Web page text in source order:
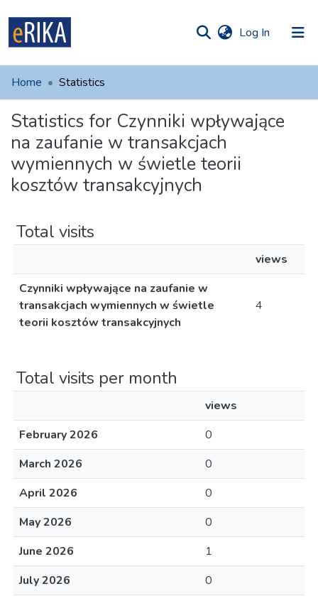
Log In (current)
UAFM
For authors
Help
Contact
Home Statistics
Statistics for Czynniki wpływające
na zaufanie w transakcjach
wymiennych w świetle teorii
kosztów transakcyjnych
Total visits
views
Czynniki wpływające na zaufanie w
transakcjach wymiennych w świetle
teorii kosztów transakcyjnych
4
Total visits per month
views
February 2026
0
March 2026
0
April 2026
0
May 2026
0
June 2026
1
July 2026
0